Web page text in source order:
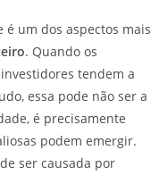
um dos aspectos mais
. Quando os
tendem a
essa pode não ser a
é precisamente
podem emergir.
ser causada por